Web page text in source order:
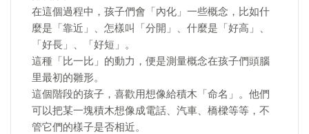
在這個過程中，孩子們會「內化」一些概念，比如什
麼是「靠近」、怎樣叫「分開」、什麼是「好高」、
「好長」、「好短」。
這種「比一比」的動力，便是測量概念在孩子們頭腦
里最初的雛形。
這個階段的孩子，喜歡用想像給積木「命名」。他們
可以把某一塊積木想像成電話、汽車、橋樑等等，不
管它們的樣子是否相近。